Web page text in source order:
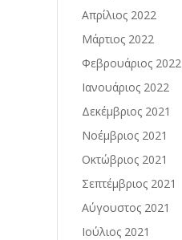
Απρίλιος 2022
Μάρτιος 2022
Φεβρουάριος 2022
Ιανουάριος 2022
Δεκέμβριος 2021
Νοέμβριος 2021
Οκτώβριος 2021
Σεπτέμβριος 2021
Αύγουστος 2021
Ιούλιος 2021